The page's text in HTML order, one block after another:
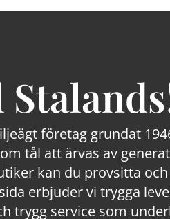
företag grundat
tål att ärvas av
kan du provsitta
erbjuder vi trygga
trygg service som